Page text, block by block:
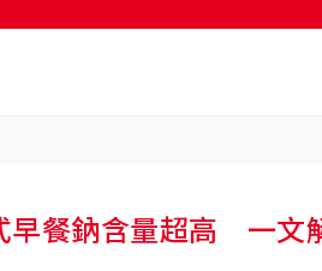
餐鈉含量超高 一文